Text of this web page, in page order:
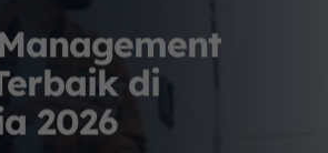
di
2026